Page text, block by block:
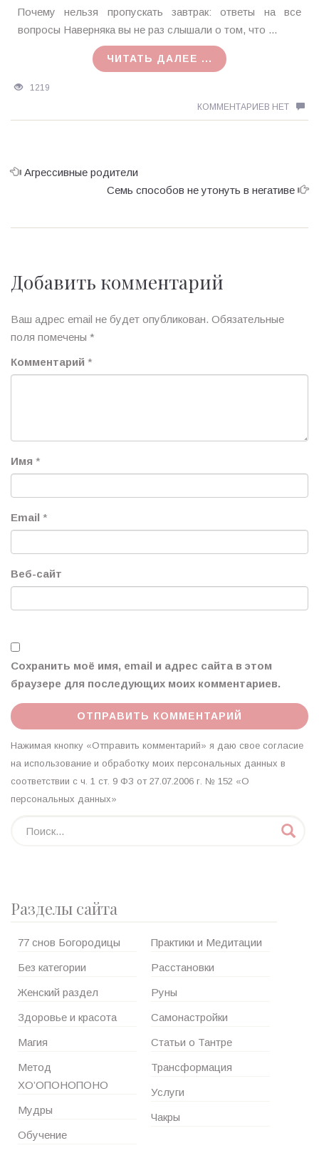
Ирина
MagicTantra
Почему нельзя пропускать завтрак: ответы на все
вопросы Наверняка вы не раз слышали о том, что ...
ЧИТАТЬ ДАЛЕЕ ...
1219
КОММЕНТАРИЕВ НЕТ
Агрессивные родители
Семь способов не утонуть в негативе
Добавить комментарий
Ваш адрес email не будет опубликован. Обязательные
поля помечены *
Комментарий *
Имя *
Email *
Веб-сайт
Сохранить моё имя, email и адрес сайта в этом
браузере для последующих моих комментариев.
Нажимая кнопку «Отправить комментарий» я даю свое согласие
на использование и обработку моих персональных данных в
соответствии с ч. 1 ст. 9 ФЗ от 27.07.2006 г. № 152 «О
персональных данных»
Разделы сайта
77 снов Богородицы
Без категории
Женский раздел
Здоровье и красота
Магия
Метод
ХО’ОПОНОПОНО
Мудры
Обучение
Практики и Медитации
Расстановки
Руны
Самонастройки
Статьи о Тантре
Трансформация
Услуги
Чакры